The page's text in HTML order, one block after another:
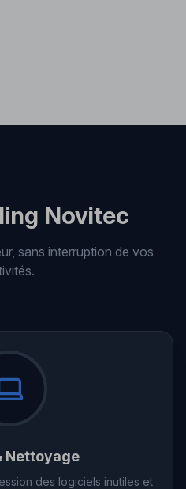
Novitec
sans interruption de vos
Nettoyage
des logiciels inutiles et